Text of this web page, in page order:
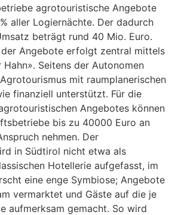
agrotouristische Angebote
aller Logiernächte. Der dadurch
beträgt rund 40 Mio. Euro.
Angebote erfolgt zentral mittels
Seitens der Autonomen
mit raumplanerischen
finanziell unterstützt. Für die
Angebotes können
bis zu 40000 Euro an
nehmen. Der
in Südtirol nicht etwa als
Hotellerie aufgefasst, im
eine enge Symbiose; Angebote
vermarktet und Gäste auf die je
aufmerksam gemacht. So wird